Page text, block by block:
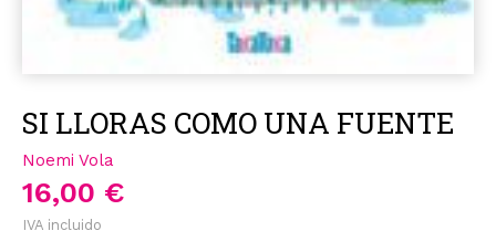
SI LLORAS COMO UNA FUENTE
Noemi Vola
16,00 €
IVA incluido